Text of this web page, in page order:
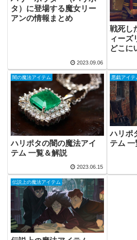
タ）に登場する魔女リー
アンの情報まとめ
2023.09.06
戦死し
ィーズ
どこに
闇の魔法アイテム
ハリポタの闇の魔法アイ
テム 一覧＆解説
2023.06.15
悪戯アイテ
ハリポ
テム 一
伝説上の魔法アイテム